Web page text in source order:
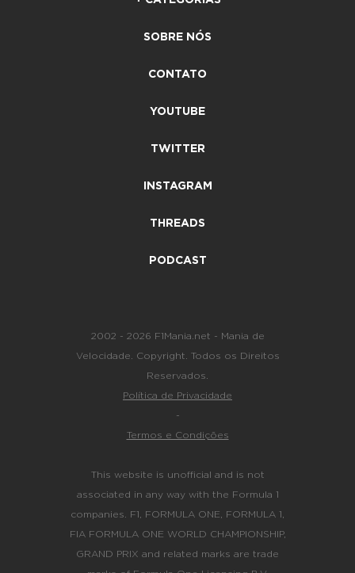
SOBRE NÓS
CONTATO
YOUTUBE
TWITTER
INSTAGRAM
THREADS
PODCAST
2002 - 2026 F1Mania.net - Mania de
Velocidade. Copyright. Todos os Direitos
Reservados.
Política de Privacidade
-
Termos e Condições
This website is unofficial and is not
associated in any way with the Formula 1
companies. F1, FORMULA ONE, FORMULA 1,
FIA FORMULA ONE WORLD CHAMPIONSHIP,
GRAND PRIX and related marks are trade